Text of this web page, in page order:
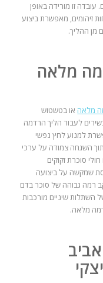
זו מורידה באופן
זיהומים, מאפשרת ביצוע
מן ההליך.
מלאה
מלאה או בטשטוש
לעבור הליך הרדמה
למנוע לחץ נפשי
תוך השגחה צמודה על ערכי
סוכרת זקוקים
שמקשה על ביצועה
רמה גבוהה של סוכר בדם
שיניים מורכבות
מלאה.